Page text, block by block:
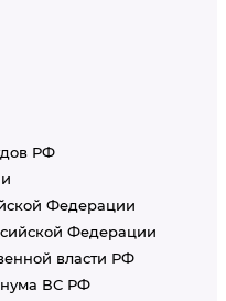
РФ
Федерации
Федерации
власти РФ
ВС РФ